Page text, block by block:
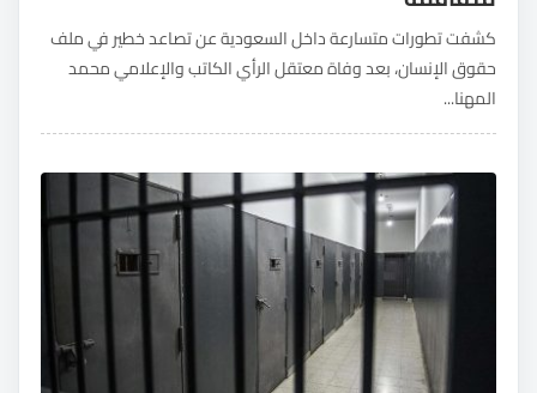
كشفت تطورات متسارعة داخل السعودية عن تصاعد خطير في ملف
حقوق الإنسان، بعد وفاة معتقل الرأي الكاتب والإعلامي محمد
المهنا...